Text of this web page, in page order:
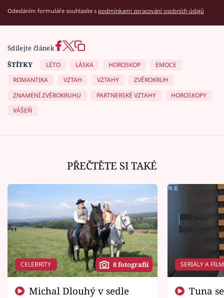
Odesláním formuláře souhlasíte s podmínkami zpracování osobních údajů
Sdílejte článek
ŠTÍTKY
LÉTO LÁSKA HOROSKOP
EMOCE
ROMANTIKA
VZTAH VZTAHY
ZVĚROKRUH
ZNAMENÍ ZVĚROKRUHU
PARTNERSKÉ VZTAHY
HOROSKOPY
VÁŠEŇ
PŘEČTĚTE SI TAKÉ
CELEBRITY 8 fotografií SERIÁLY A